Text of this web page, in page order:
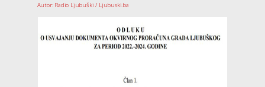
Autor: Radio Ljubuški / Ljubuski.ba